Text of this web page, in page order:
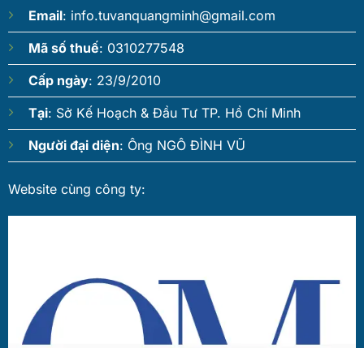
Email: info.tuvanquangminh@gmail.com
Mã số thuế: 0310277548
Cấp ngày: 23/9/2010
Tại: Sở Kế Hoạch & Đầu Tư TP. Hồ Chí Minh
Người đại diện: Ông NGÔ ĐÌNH VŨ
Website cùng công ty: